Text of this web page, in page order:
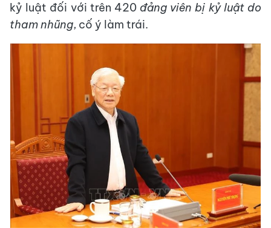
kỷ luật đối với trên 420đảng viên bị kỷ luật do
tham nhũng, cố ý làm trái.